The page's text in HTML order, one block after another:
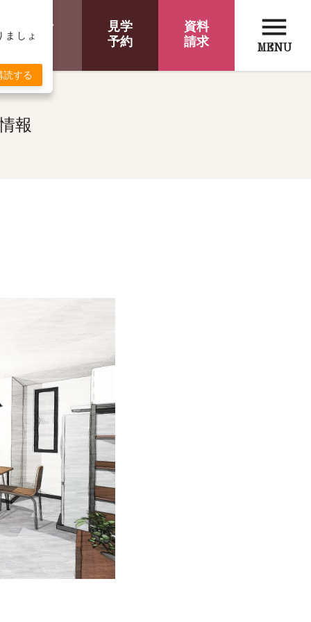
ンライン
相談
見学
予約
資料
請求
menu
MENU
報
しょ
読する